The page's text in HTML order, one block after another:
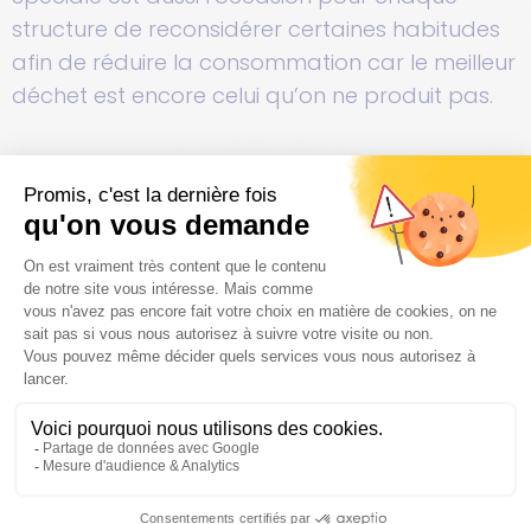
structure de reconsidérer certaines habitudes
afin de réduire la consommation car le meilleur
déchet est encore celui qu’on ne produit pas.